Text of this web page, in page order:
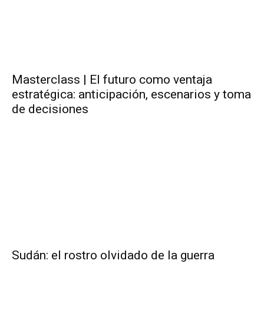
Masterclass | El futuro como ventaja
estratégica: anticipación, escenarios y toma
de decisiones
Sudán: el rostro olvidado de la guerra